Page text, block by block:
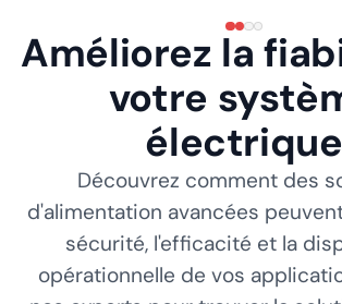
Améliorez la
votre
électrique
Découvrez comment des
d'alimentation avancées
sécurité, l'efficacité et la
opérationnelle de vos